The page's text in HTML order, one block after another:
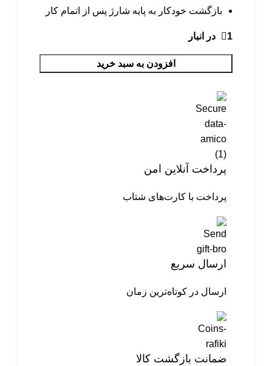
بازگشت خودکار به پایه شارژ پس از اتمام کار
1 در انبار
افزودن به سبد خرید
پرداخت آنلاین امن
پرداخت با کارت‌های شتاب
ارسال سریع
ارسال در کوتاه‌ترین زمان
ضمانت بازگشت کالا